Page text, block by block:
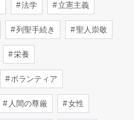
法学 立憲主義
列聖手続き 聖人崇敬
栄養
ボランティア
人間の尊厳 女性